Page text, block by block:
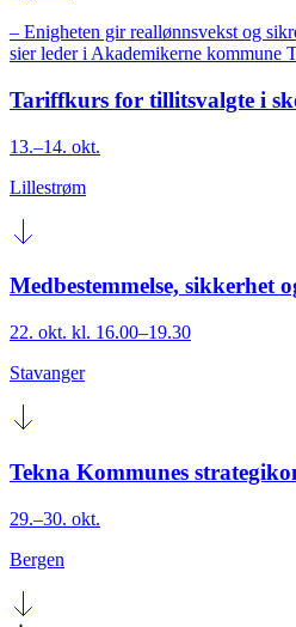
– Enigheten gir reallønnsvekst og
sier leder i Akademikerne kommune
Tariffkurs for tillitsvalgte i
13.–14. okt.
Lillestrøm
Medbestemmelse, sikkerhet
22. okt. kl. 16.00–19.30
Stavanger
Tekna Kommunes
29.–30. okt.
Bergen